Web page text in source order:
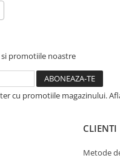
promotiile noastre
cu promotiile magazinului.
CLIENTI
Metode